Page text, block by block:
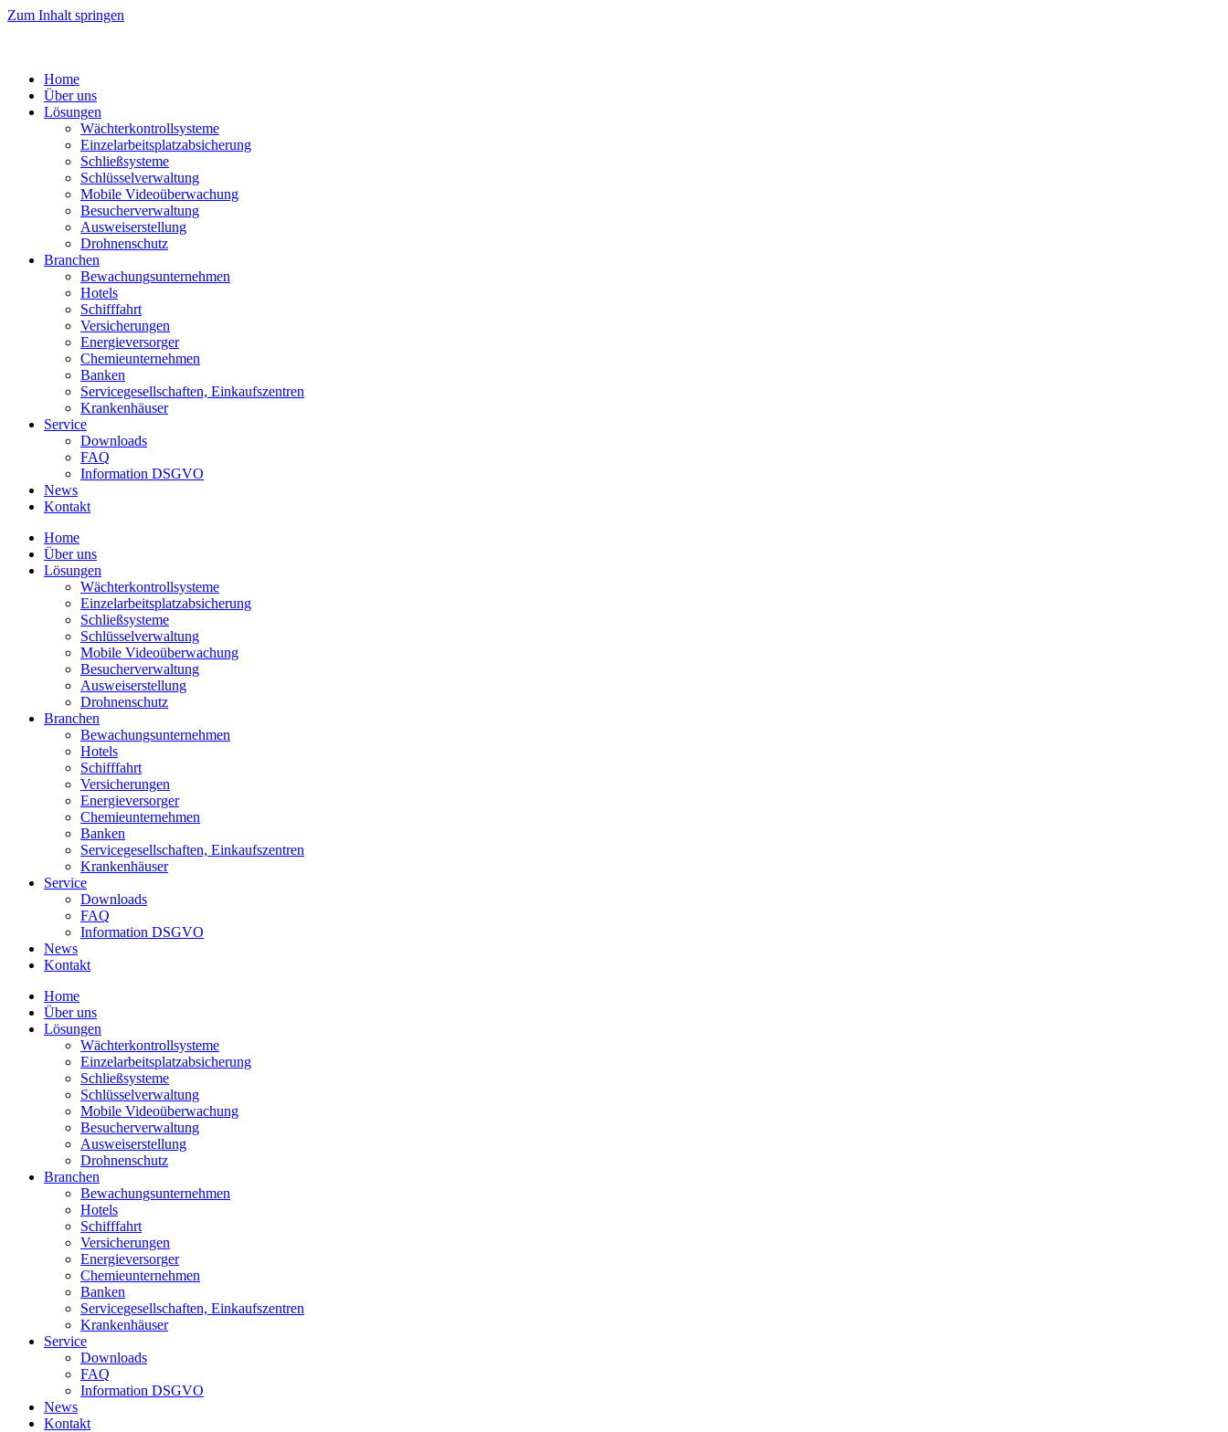
Zum Inhalt springen
Home
Über uns
Lösungen
Wächterkontrollsysteme
Einzelarbeitsplatzabsicherung
Schließsysteme
Schlüsselverwaltung
Mobile Videoüberwachung
Besucherverwaltung
Ausweiserstellung
Drohnenschutz
Branchen
Bewachungsunternehmen
Hotels
Schifffahrt
Versicherungen
Energieversorger
Chemieunternehmen
Banken
Servicegesellschaften, Einkaufszentren
Krankenhäuser
Service
Downloads
FAQ
Information DSGVO
News
Kontakt
Home
Über uns
Lösungen
Wächterkontrollsysteme
Einzelarbeitsplatzabsicherung
Schließsysteme
Schlüsselverwaltung
Mobile Videoüberwachung
Besucherverwaltung
Ausweiserstellung
Drohnenschutz
Branchen
Bewachungsunternehmen
Hotels
Schifffahrt
Versicherungen
Energieversorger
Chemieunternehmen
Banken
Servicegesellschaften, Einkaufszentren
Krankenhäuser
Service
Downloads
FAQ
Information DSGVO
News
Kontakt
Home
Über uns
Lösungen
Wächterkontrollsysteme
Einzelarbeitsplatzabsicherung
Schließsysteme
Schlüsselverwaltung
Mobile Videoüberwachung
Besucherverwaltung
Ausweiserstellung
Drohnenschutz
Branchen
Bewachungsunternehmen
Hotels
Schifffahrt
Versicherungen
Energieversorger
Chemieunternehmen
Banken
Servicegesellschaften, Einkaufszentren
Krankenhäuser
Service
Downloads
FAQ
Information DSGVO
News
Kontakt